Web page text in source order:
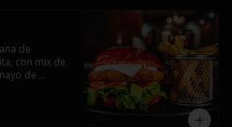
de
con mix de
de